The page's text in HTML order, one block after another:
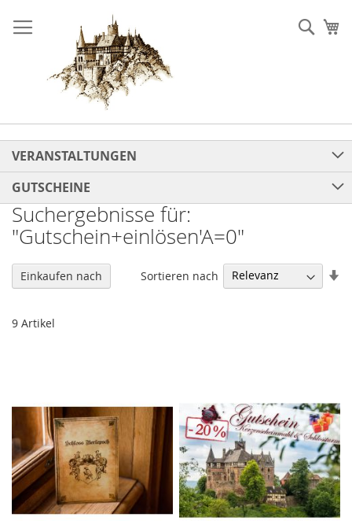
zum
Inhalt
VERANSTALTUNGEN
GUTSCHEINE
Suchergebnisse für:
"Gutschein+einlösen'A=0"
9 Artikel
Sortieren nach
Einkaufen nach